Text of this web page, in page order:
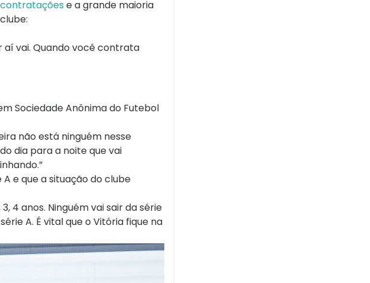
e a grande maioria
aí vai. Quando você contrata
Sociedade Anônima do Futebol
não está ninguém nesse
dia para a noite que vai
e que a situação do clube
4 anos. Ninguém vai sair da série
A. É vital que o Vitória fique na